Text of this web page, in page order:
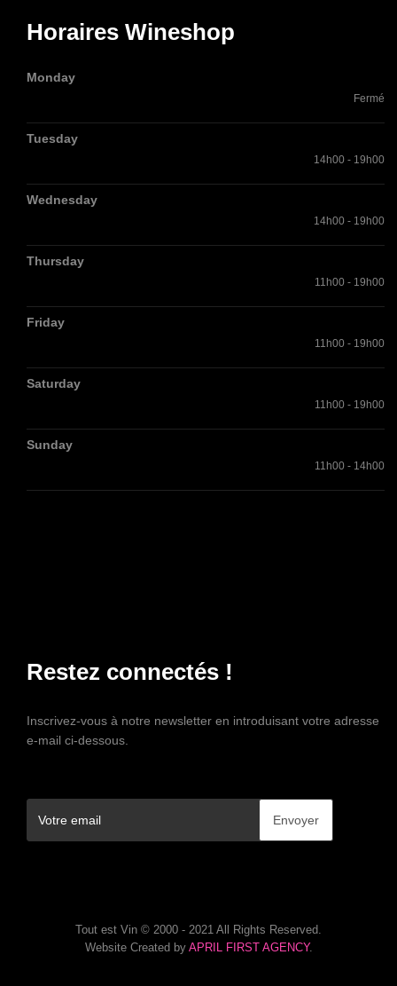
Horaires Wineshop
Monday
Fermé
Tuesday
14h00 - 19h00
Wednesday
14h00 - 19h00
Thursday
11h00 - 19h00
Friday
11h00 - 19h00
Saturday
11h00 - 19h00
Sunday
11h00 - 14h00
Restez connectés !
Inscrivez-vous à notre newsletter en introduisant votre adresse
e-mail ci-dessous.
Tout est Vin © 2000 - 2021 All Rights Reserved.
Website Created by APRIL FIRST AGENCY.